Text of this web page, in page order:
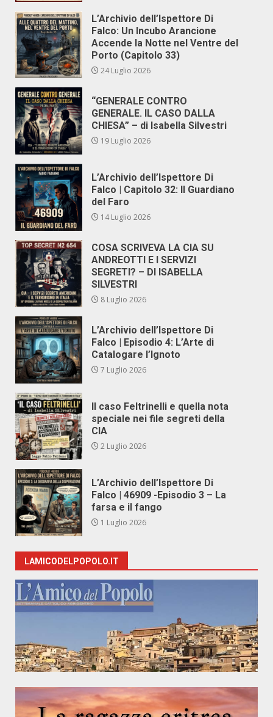
L’Archivio dell’Ispettore Di
Falco: Un Incubo Arancione
Accende la Notte nel Ventre del
Porto (Capitolo 33)
24 Luglio 2026
“GENERALE CONTRO
GENERALE. IL CASO DALLA
CHIESA” – di Isabella Silvestri
19 Luglio 2026
L’Archivio dell’Ispettore Di
Falco | Capitolo 32: Il Guardiano
del Faro
14 Luglio 2026
COSA SCRIVEVA LA CIA SU
ANDREOTTI E I SERVIZI
SEGRETI? – DI ISABELLA
SILVESTRI
8 Luglio 2026
L’Archivio dell’Ispettore Di
Falco | Episodio 4: L’Arte di
Catalogare l’Ignoto
7 Luglio 2026
Il caso Feltrinelli e quella nota
speciale nei file segreti della
CIA
2 Luglio 2026
L’Archivio dell’Ispettore Di
Falco | 46909 -Episodio 3 – La
farsa e il fango
1 Luglio 2026
LAMICODELPOPOLO.IT